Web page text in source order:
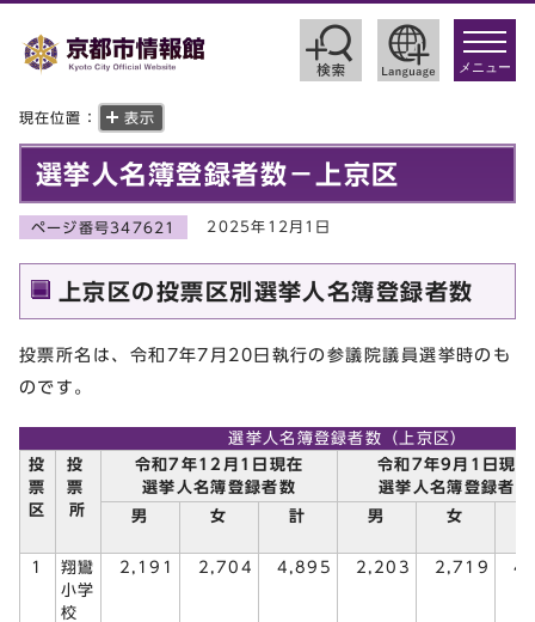
toggle
メニュー
現在位置： 表示
選挙人名簿登録者数－上京区
ページ番号347621 2025年12月1日
上京区の投票区別選挙人名簿登録者数
投票所名は、令和7年7月20日執行の参議院議員選挙時のも
のです。
選挙人名簿登録者数（上京区）
投
票
区
投
票
所
令和7年12月1日現在
選挙人名簿登録者数
令和7年9月1日現在
選挙人名簿登録者数
男
女 計 男 女
1
翔鸞
小学
校
2,191 2,704 4,895 2,203 2,719